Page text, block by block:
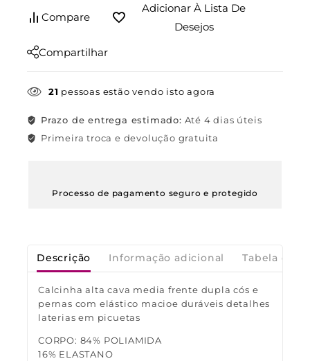
Compare
Adicionar À Lista De
Desejos
Compartilhar
21 pessoas estão vendo isto agora
Prazo de entrega estimado: Até 4 dias úteis
Primeira troca e devolução gratuita
Processo de pagamento seguro e protegido
Descrição Informação adicional Tabela de
Calcinha alta cava media frente dupla cós e
pernas com elástico macioe duráveis detalhes
laterias em picuetas
CORPO: 84% POLIAMIDA
16% ELASTANO